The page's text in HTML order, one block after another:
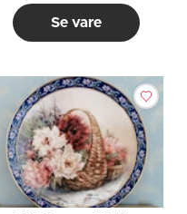
Se vare